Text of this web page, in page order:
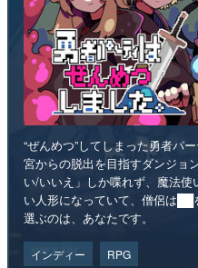
“ぜんめつ”してしまった勇者パ
宮からの脱出を目指すダンジョ
い/いいえ」しか喋れず、魔法
い人形になっていて、僧侶は
選ぶのは、あなたです。
インディー RPG